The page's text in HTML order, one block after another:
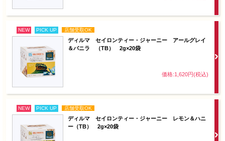
NEW PICK UP 店舗受取OK
ディルマ セイロンティー・ジャーニー アールグレイ
＆バニラ （TB） 2g×20袋
価格:1,620円(税込)
NEW PICK UP 店舗受取OK
ディルマ セイロンティー・ジャーニー レモン＆ハニ
ー（TB） 2g×20袋